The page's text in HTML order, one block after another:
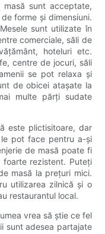
sunt acceptate,
forme și dimensiuni.
sunt utilizate în
comerciale, săli de
hoteluri etc.
centre de jocuri, săli
se pot relaxa și
de obicei atașate la
multe părți sudate
este plictisitoare, dar
pot face pentru a-și
de masă poate fi
rezistent. Puteți
masă la prețuri mici.
utilizarea zilnică și o
restaurantul local.
vrea să știe ce fel
sunt adesea partajate